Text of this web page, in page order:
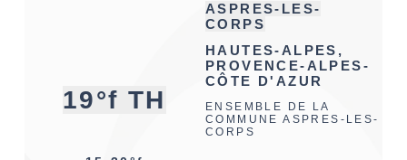
19°f TH
ASPRES-LES-
CORPS
HAUTES-ALPES,
PROVENCE-ALPES-
CÔTE D'AZUR
ENSEMBLE DE LA
COMMUNE ASPRES-LES-
CORPS